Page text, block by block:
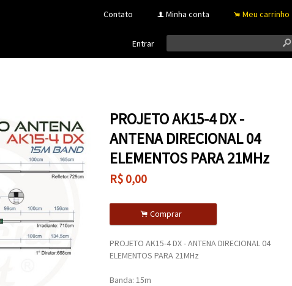
Contato f Minha conta . Meu carrinho
Entrar s
PROJETO AK15-4 DX -
ANTENA DIRECIONAL 04
ELEMENTOS PARA 21MHz
R$ 0,00
. Comprar
PROJETO AK15-4 DX - ANTENA DIRECIONAL 04
ELEMENTOS PARA 21MHz
Banda: 15m